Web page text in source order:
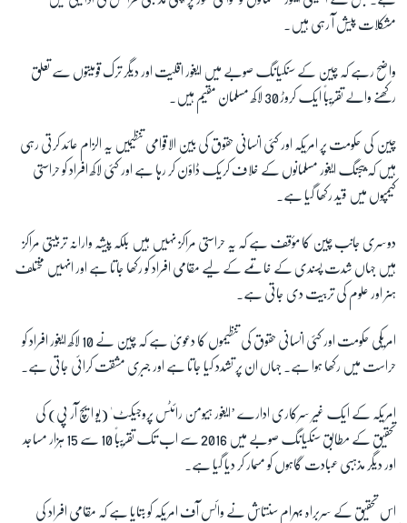
مشکلات پیش آ رہی ہیں۔
واضح رہے کہ چین کے سنکیانگ صوبے میں ایغور اقلیت اور دیگر ترک قومیتوں سے تعلق
رکھنے والے تقریباً ایک کروڑ 30 لاکھ مسلمان مقیم ہیں۔
چین کی حکومت پر امریکہ اور کئی انسانی حقوق کی بین الاقوامی تنظیمیں یہ الزام عائد کرتی رہی
ہیں کہ بیجنگ ایغور مسلمانوں کے خلاف کریک ڈاؤن کر رہا ہے اور کئی لاکھ افراد کو حراستی
کیمپوں میں قید رکھا گیا ہے۔
دوسری جانب چین کا مؤقف ہے کہ یہ حراستی مراکز نہیں ہیں بلکہ پیشہ وارانہ تربیتی مراکز
ہیں جہاں شدت پسندی کے خاتمے کے لیے مقامی افراد کو رکھا جاتا ہے اور انہیں مختلف
ہنر اور علوم کی تربیت دی جاتی ہے۔
امریکی حکومت اور کئی انسانی حقوق کی تنظیموں کا دعویٰ ہے کہ چین نے 10 لاکھ ایغور افراد کو
حراست میں رکھا ہوا ہے۔ جہاں ان پر تشدد کیا جاتا ہے اور جبری مشقت کرائی جاتی ہے۔
امریکہ کے ایک غیر سرکاری ادارے ’ایغور ہیومن رائٹس پروجیکٹ' (یو ایچ آر پی) کی
تحقیق کے مطابق سنکیانگ صوبے میں 2016 سے اب تک تقریباً 10 سے 15 ہزار مساجد
اور دیگر مذہبی عبادت گاہوں کو مسمار کر دیا گیا ہے۔
اس تحقیق کے سربراہ بہرام سنتاش نے وائس آف امریکہ کو بتایا ہے کہ مقامی افراد کی